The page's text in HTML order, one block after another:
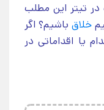
تیتر این مطلب
خلاق باشیم؟ اگر
یا اقداماتی در